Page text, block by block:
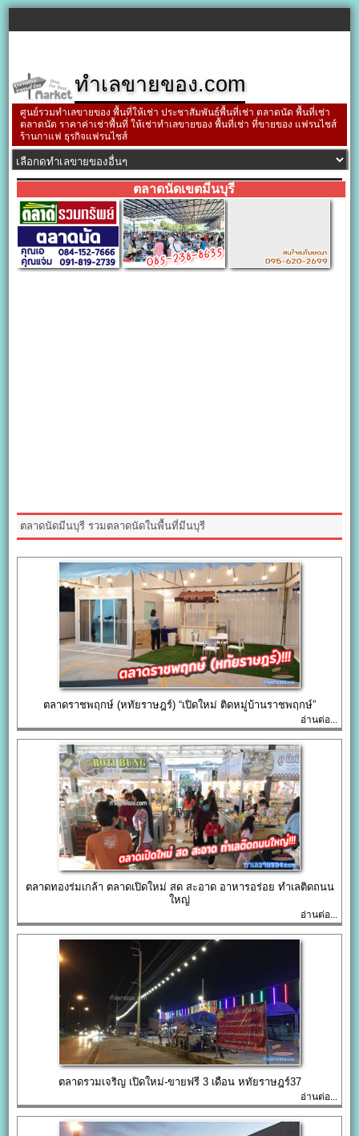
ทำเลขายของ.com
ศูนย์รวมทำเลขายของ พื้นที่ให้เช่า ประชาสัมพันธ์พื้นที่เช่า ตลาดนัด พื้นที่เช่า
ตลาดนัด ราคาค่าเช่าพื้นที่ ให้เช่าทำเลขายของ พื้นที่เช่า ที่ขายของ แฟรนไชส์
ร้านกาแฟ ธุรกิจแฟรนไชส์
ตลาดนัดเขตมีนบุรี
ตลาดนัดมีนบุรี รวมตลาดนัดในพื้นที่มีนบุรี
ตลาดราชพฤกษ์ (หทัยราษฎร์) “เปิดใหม่ ติดหมู่บ้านราชพฤกษ์”
อ่านต่อ...
ตลาดทองร่มเกล้า ตลาดเปิดใหม่ สด สะอาด อาหารอร่อย ทำเลติดถนน
ใหญ่
อ่านต่อ...
ตลาดรวมเจริญ เปิดใหม่-ขายฟรี 3 เดือน หทัยราษฎร์37
อ่านต่อ...